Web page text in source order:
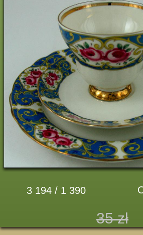
3 194 / 1 390
35 zł